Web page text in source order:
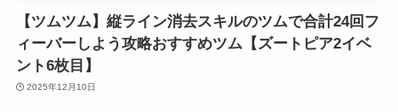
【ツムツム】縦ライン消去スキルのツムで合計24回フ
ィーバーしよう攻略おすすめツム【ズートピア2イベ
ント6枚目】
2025年12月10日